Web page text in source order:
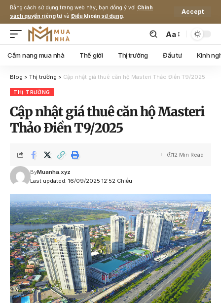
Bằng cách sử dụng trang web này, bạn đồng ý với Chính
sách quyền riêng tư và Điều khoản sử dụng.
Accept
Aa
Cẩm nang mua nhà Thế giới Thị trường Đầu tư Kinh
Blog > Thị trường > Cập nhật giá thuê căn hộ Masteri Thảo Điền T9/2025
THỊ TRƯỜNG
Cập nhật giá thuê căn hộ Masteri
Thảo Điền T9/2025
Last updated: 16/09/2025 12:52 Chiều
ByMuanha.xyz
12 Min Read